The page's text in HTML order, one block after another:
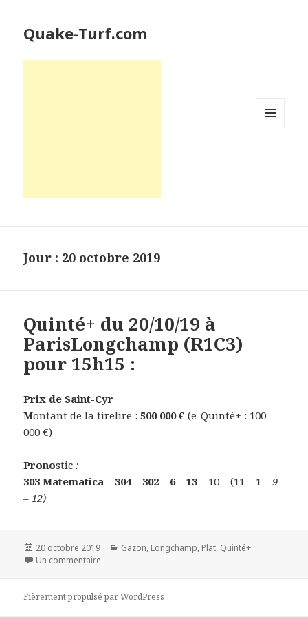
Quake-Turf.com
Jour : 20 octobre 2019
Quinté+ du 20/10/19 à
ParisLongchamp (R1C3)
pour 15h15 :
Prix de Saint-Cyr
Montant de la tirelire :500 000 € (e-Quinté+ : 100
000 €)
-=-=-=-=-=-=-=-=-=-
Pronostic:
303 Matematica – 304 – 302 – 6 – 13 – 10 – (11 – 1 – 9
– 12)
Publié
le
20 octobre 2019 Catégories
Gazon, Longchamp, Plat, Quinté+
Un commentaire
Fièrement propulsé par WordPress